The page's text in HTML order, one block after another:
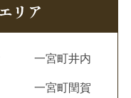
リア
一宮町井内
一宮町閏賀